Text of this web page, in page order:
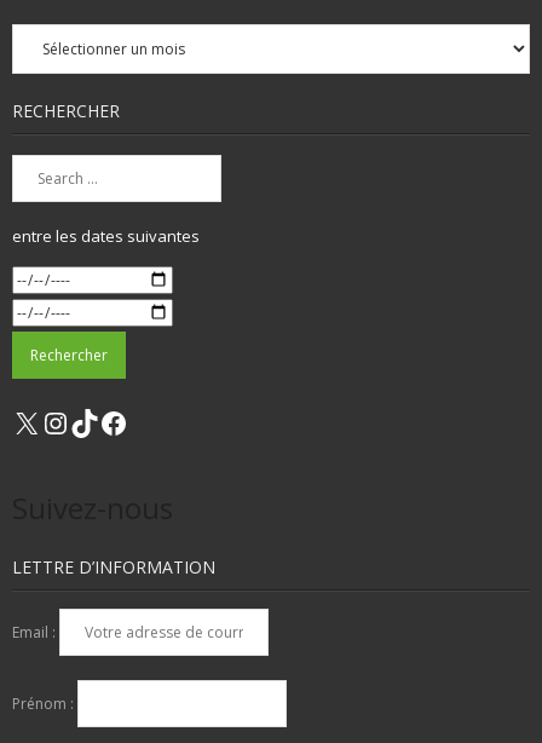
Archives
mensuelles
RECHERCHER
entre les dates suivantes
X Instagram
TikTok
LETTRE D’INFORMATION
Email :
Prénom :